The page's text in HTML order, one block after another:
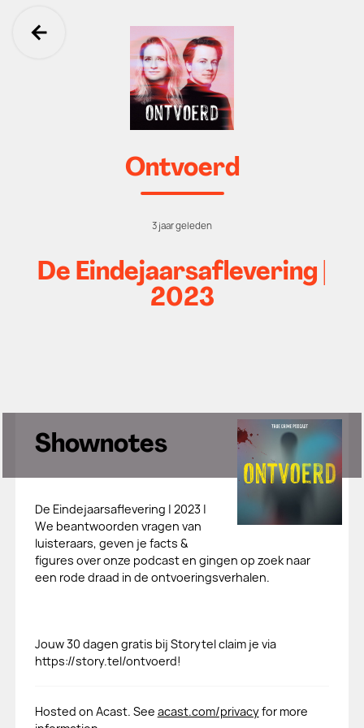
Ga terug
Ontvoerd
3 jaar geleden
De Eindejaarsaflevering |
2023
Shownotes
De Eindejaarsaflevering | 2023 |
We beantwoorden vragen van
luisteraars, geven je facts &
figures over onze podcast en gingen op zoek naar
een rode draad in de ontvoeringsverhalen.
Jouw 30 dagen gratis bij Storytel claim je via
https://story.tel/ontvoerd!
Hosted on Acast. See acast.com/privacyfor more